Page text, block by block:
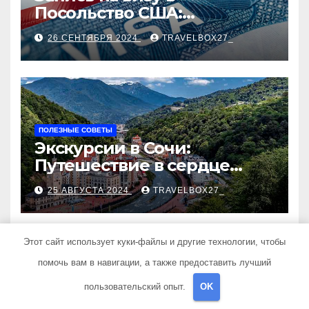
Посольство США:
Пошаговое руководство
26 СЕНТЯБРЯ 2024 TRAVELBOX27_
ПОЛЕЗНЫЕ СОВЕТЫ
Экскурсии в Сочи:
Путешествие в сердце
Черноморского курорта
25 АВГУСТА 2024 TRAVELBOX27_
Визы в Индию: Все, что вам
Этот сайт использует куки-файлы и другие технологии, чтобы
помочь вам в навигации, а также предоставить лучший
пользовательский опыт. OK